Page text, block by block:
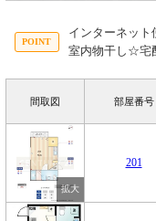
インターネッ
室内物干し☆宅
間取図 部屋番号
201